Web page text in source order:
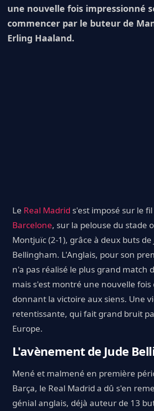
une nouvelle fois impressionné
commencer par le buteur de
Erling Haaland.
Le Real Madrid s'est imposé sur le
Barcelone, sur la pelouse du stade
Montjuïc (2-1), grâce à deux buts de
Bellingham. L'Anglais, pour son
n'a pas réalisé le plus grand match
mais s'est montré une nouvelle fois
donnant la victoire aux siens. Une
retentissante, qui fait grand bruit
Europe.
L'avènement de Jude
Mené et malmené en première
Barça, le Real Madrid a dû s'en
génial anglais, déjà auteur de 13